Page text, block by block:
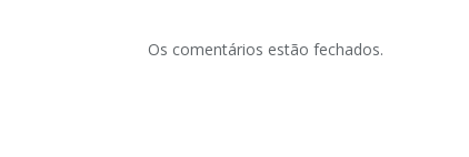
Os comentários estão fechados.